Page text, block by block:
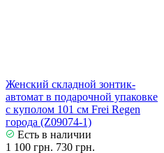
Женский складной зонтик-
автомат в подарочной упаковке
с куполом 101 см Frei Regen
города (Z09074-1)
Есть в наличии
1 100 грн. 730 грн.